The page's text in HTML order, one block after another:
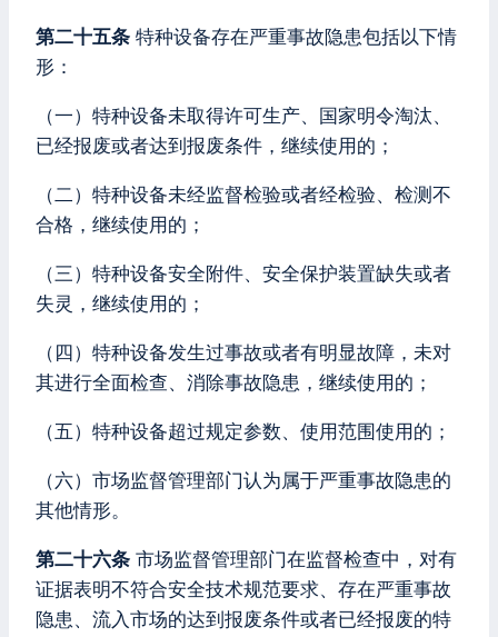
第二十五条 特种设备存在严重事故隐患包括以下情
形：
（一）特种设备未取得许可生产、国家明令淘汰、
已经报废或者达到报废条件，继续使用的；
（二）特种设备未经监督检验或者经检验、检测不
合格，继续使用的；
（三）特种设备安全附件、安全保护装置缺失或者
失灵，继续使用的；
（四）特种设备发生过事故或者有明显故障，未对
其进行全面检查、消除事故隐患，继续使用的；
（五）特种设备超过规定参数、使用范围使用的；
（六）市场监督管理部门认为属于严重事故隐患的
其他情形。
第二十六条 市场监督管理部门在监督检查中，对有
证据表明不符合安全技术规范要求、存在严重事故
隐患、流入市场的达到报废条件或者已经报废的特